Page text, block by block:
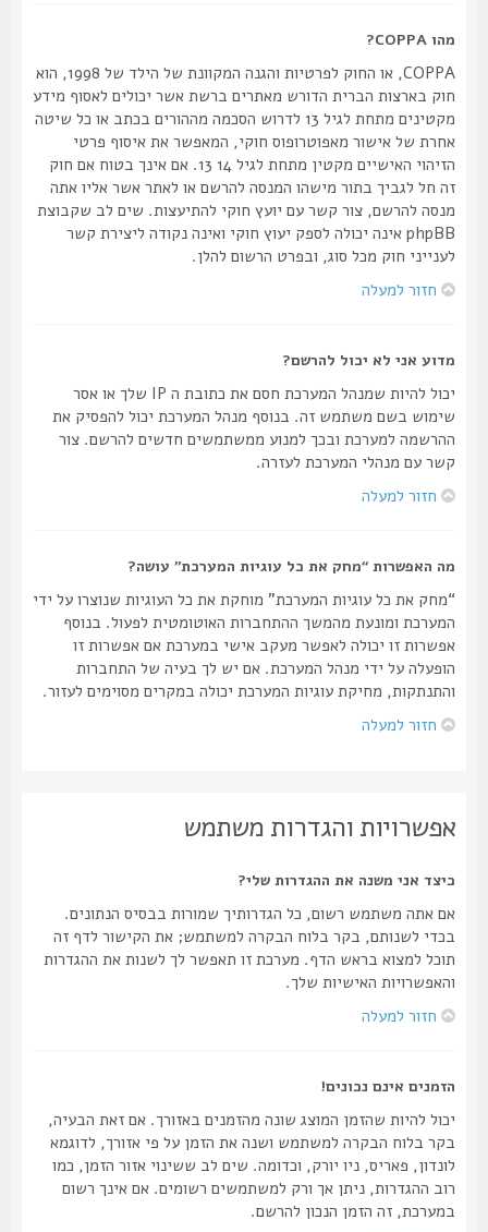
COPPA, או החוק לפרטיות והגנה המקוונת של הילד של 1998, הוא
חוק בארצות הברית הדורש מאתרים ברשת אשר יכולים לאסוף מידע
מקטינים מתחת לגיל 13 לדרוש הסכמה מההורים בכתב או כל שיטה
אחרת של אישור מאפוטרופוס חוקי, המאפשר את איסוף פרטי
הזיהוי האישיים מקטין מתחת לגיל 14 13. אם אינך בטוח אם חוק
זה חל לגביך בתור מישהו המנסה להרשם או לאתר אשר אליו אתה
מנסה להרשם, צור קשר עם יועץ חוקי להתיעצות. שים לב שקבוצת
phpBB אינה יכולה לספק יעוץ חוקי ואינה נקודה ליצירת קשר
לענייני חוק מכל סוג, ובפרט הרשום להלן.
חזור למעלה
מדוע אני לא יכול להרשם?
יכול להיות שמנהל המערכת חסם את כתובת ה IP שלך או אסר
שימוש בשם משתמש זה. בנוסף מנהל המערכת יכול להפסיק את
ההרשמה למערכת ובכך למנוע ממשתמשים חדשים להרשם. צור
קשר עם מנהלי המערכת לעזרה.
חזור למעלה
מה האפשרות “מחק את כל עוגיות המערכת” עושה?
“מחק את כל עוגיות המערכת” מוחקת את כל העוגיות שנוצרו על ידי
המערכת ומונעת מהמשך ההתחברות האוטומטית לפעול. בנוסף
אפשרות זו יכולה לאפשר מעקב אישי במערכת אם אפשרות זו
הופעלה על ידי מנהל המערכת. אם יש לך בעיה של התחברות
והתנתקות, מחיקת עוגיות המערכת יכולה במקרים מסוימים לעזור.
חזור למעלה
אפשרויות והגדרות משתמש
כיצד אני משנה את ההגדרות שלי?
אם אתה משתמש רשום, כל הגדרותיך שמורות בבסיס הנתונים.
בכדי לשנותם, בקר בלוח הבקרה למשתמש; את הקישור לדף זה
תוכל למצוא בראש הדף. מערכת זו תאפשר לך לשנות את ההגדרות
והאפשרויות האישיות שלך.
חזור למעלה
הזמנים אינם נכונים!
יכול להיות שהזמן המוצג שונה מהזמנים באזורך. אם זאת הבעיה,
בקר בלוח הבקרה למשתמש ושנה את הזמן על פי אזורך, לדוגמא
לונדון, פאריס, ניו יורק, וכדומה. שים לב ששינוי אזור הזמן, כמו
רוב ההגדרות, ניתן אך ורק למשתמשים רשומים. אם אינך רשום
במערכת, זה הזמן הנכון להרשם.